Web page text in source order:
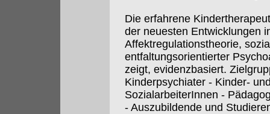
Die erfahrene
der neuesten Entwicklungen
Affektregulationstheorie,
entfaltungsorientierter
zeigt, evidenzbasiert.
Kinderpsychiater - Kinder-
SozialarbeiterInnen -
- Auszubildende und